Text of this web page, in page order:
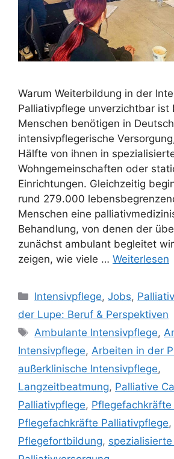
Warum Weiterbildung in der
Palliativpflege unverzichtbar ist
Menschen benötigen in
intensivpflegerische
Hälfte von ihnen in
Wohngemeinschaften oder
Einrichtungen. Gleichzeitig
rund 279.000
Menschen eine
Behandlung, von denen der
zunächst ambulant begleitet
zeigen, wie viele … Weiterlesen
Intensivpflege,Jobs,
der Lupe: Beruf & Perspektiven
Ambulante Intensivpflege,
Intensivpflege, Arbeiten in der
außerklinische Intensivpflege,
Langzeitbeatmung, Palliative
Palliativpflege,
Pflegefachkräfte Palliativpflege,
Pflegefortbildung,